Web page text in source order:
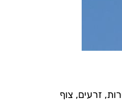
זרעים, צוף